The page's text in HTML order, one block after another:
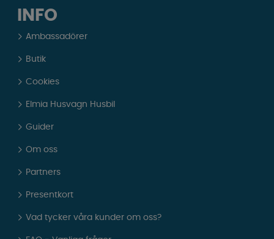
INFO
Ambassadörer
Butik
Cookies
Elmia Husvagn Husbil
Guider
Om oss
Partners
Presentkort
Vad tycker våra kunder om oss?